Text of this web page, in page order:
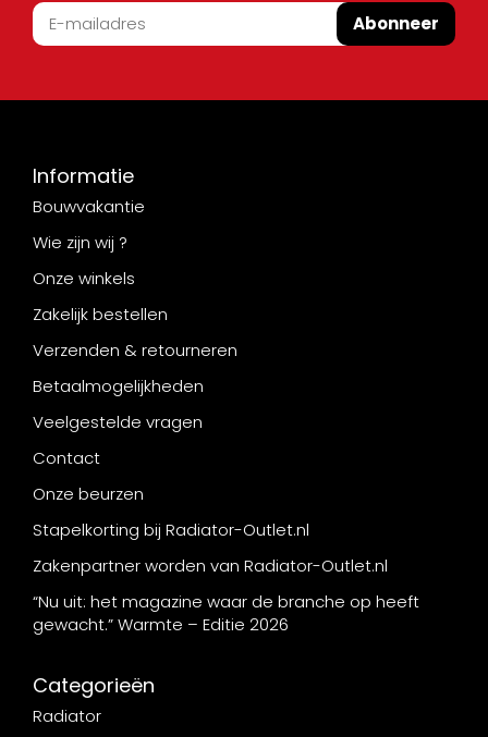
Abonneer
Informatie
Bouwvakantie
Wie zijn wij ?
Onze winkels
Zakelijk bestellen
Verzenden & retourneren
Betaalmogelijkheden
Veelgestelde vragen
Contact
Onze beurzen
Stapelkorting bij Radiator-Outlet.nl
Zakenpartner worden van Radiator-Outlet.nl
“Nu uit: het magazine waar de branche op heeft
gewacht.” Warmte – Editie 2026
Categorieën
Radiator